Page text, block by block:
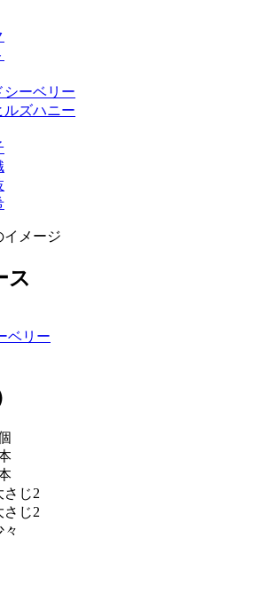
シーベリー
ルズハニー
ス
ベリー
じ2
じ2